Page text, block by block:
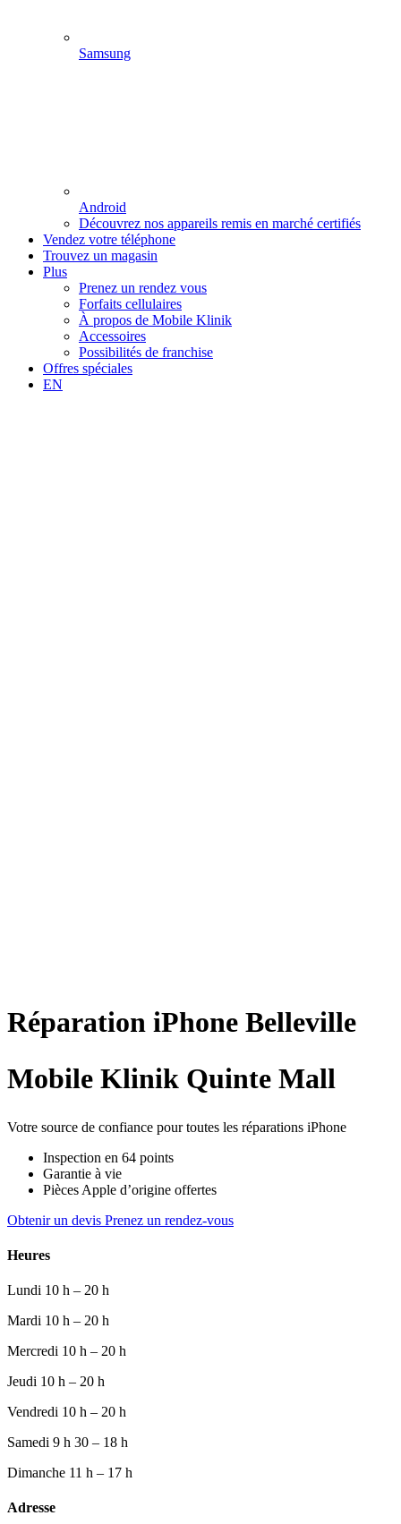
Samsung
Android
Découvrez nos appareils remis en marché certifiés
Vendez votre téléphone
Trouvez un magasin
Plus
Prenez un rendez vous
Forfaits cellulaires
À propos de Mobile Klinik
Accessoires
Possibilités de franchise
Offres spéciales
EN
Réparation iPhone Belleville
Mobile Klinik Quinte Mall
Votre source de confiance pour toutes les réparations iPhone
Inspection en 64 points
Garantie à vie
Pièces Apple d’origine offertes
Obtenir un devis Prenez un rendez-vous
Heures
Lundi 10 h – 20 h
Mardi 10 h – 20 h
Mercredi 10 h – 20 h
Jeudi 10 h – 20 h
Vendredi 10 h – 20 h
Samedi 9 h 30 – 18 h
Dimanche 11 h – 17 h
Adresse